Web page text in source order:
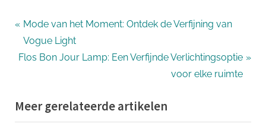
Bericht
navigatie
P
r
e
o
u
Mode van het Moment: Ontdek de Verfijning van
Vogue Light
N
t
P
Flos Bon Jour Lamp: Een Verfijnde Verlichtingsoptie
voor elke ruimte
Meer gerelateerde artikelen